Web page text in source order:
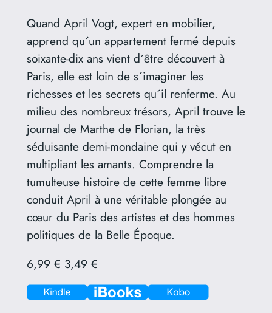
Quand April Vogt, expert en mobilier,
apprend qu´un appartement fermé depuis
soixante-dix ans vient d´être découvert à
Paris, elle est loin de s´imaginer les
richesses et les secrets qu´il renferme. Au
milieu des nombreux trésors, April trouve le
journal de Marthe de Florian, la très
séduisante demi-mondaine qui y vécut en
multipliant les amants. Comprendre la
tumulteuse histoire de cette femme libre
conduit April à une véritable plongée au
cœur du Paris des artistes et des hommes
politiques de la Belle Époque.
6,99 €3,49 €